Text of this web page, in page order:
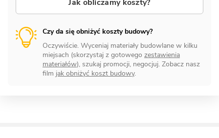
Jak obliczamy koszty?
Czy da się obniżyć koszty budowy?
Oczywiście. Wyceniaj materiały budowlane w kilku
miejsach (skorzystaj z gotowego zestawienia
materiałów), szukaj promocji, negocjuj. Zobacz nasz
film jak obniżyć koszt budowy.